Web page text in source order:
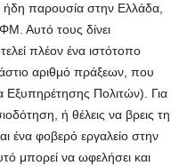
ήδη παρουσία στην Ελλάδα,
Αυτό τους δίνει
πλέον ένα ιστότοπο
αριθμό πράξεων, που
Πολιτών). Για
ή θέλεις να βρεις τη
ένα φοβερό εργαλείο στην
μπορεί να ωφελήσει και